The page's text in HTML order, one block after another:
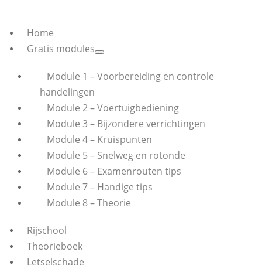
Home
Gratis modules
Module 1 – Voorbereiding en controle
handelingen
Module 2 – Voertuigbediening
Module 3 – Bijzondere verrichtingen
Module 4 – Kruispunten
Module 5 – Snelweg en rotonde
Module 6 – Examenrouten tips
Module 7 – Handige tips
Module 8 – Theorie
Rijschool
Theorieboek
Letselschade